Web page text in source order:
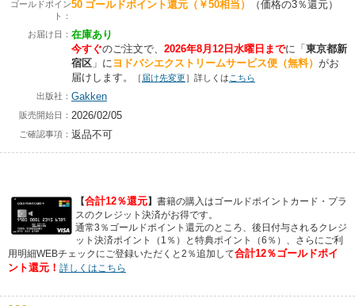
ゴールドポイン
ト：
50 ゴールドポイント還元 （￥50相当） （価格の3％還元）
お届け日： 在庫あり
今すぐのご注文で、 2026年8月12日水曜日までに 「 東京都新
宿区 」に ヨドバシエクストリームサービス便（無料） がお
届けします。
［届け先変更］詳しくは こちら
出版社： Gakken
販売開始日： 2026/02/05
ご確認事項： 返品不可
【合計12％還元】 書籍の購入はゴールドポイントカード・プラ
スのクレジット決済がお得です。
通常3％ゴールドポイント還元のところ、後日付与されるクレジ
ット決済ポイント（1％）と特典ポイント（6％）、さらにご利
用明細WEBチェックにご登録いただくと2％追加して合計12％ゴールドポイ
ント還元！ 詳しくはこちら